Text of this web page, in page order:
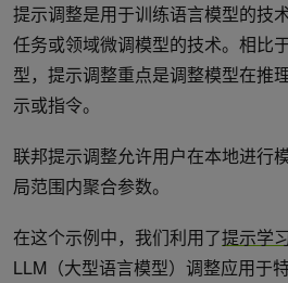
提示调整是用于训练语言模型的技
任务或领域微调模型的技术。相比
型，提示调整重点是调整模型在推
示或指令。
联邦提示调整允许用户在本地进行
局范围内聚合参数。
在这个示例中，我们利用了提示学习
LLM（大型语言模型）调整应用于